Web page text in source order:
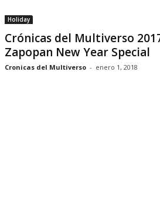
Holiday
Crónicas del Multiverso
Zapopan New Year Special
Cronicas del Multiverso - enero 1, 2018